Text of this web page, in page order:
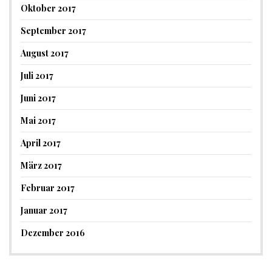
Oktober 2017
September 2017
August 2017
Juli 2017
Juni 2017
Mai 2017
April 2017
März 2017
Februar 2017
Januar 2017
Dezember 2016